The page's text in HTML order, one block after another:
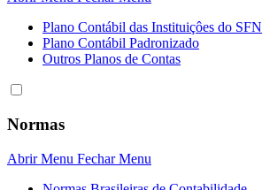
Plano Contábil das Instituiçôes do SFN
Plano Contábil Padronizado
Outros Planos de Contas
Normas
Abrir Menu Fechar Menu